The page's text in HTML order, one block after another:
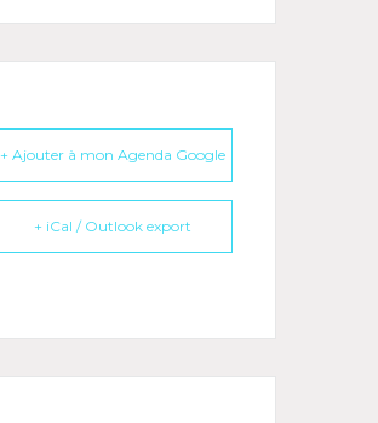
+ Ajouter à mon Agenda Google
+ iCal / Outlook export